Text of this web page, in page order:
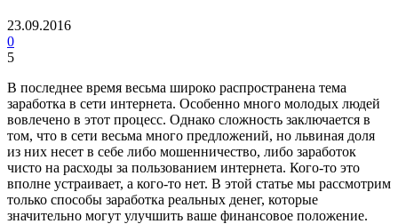
23.09.2016
0
5
В последнее время весьма широко распространена тема
заработка в сети интернета. Особенно много молодых людей
вовлечено в этот процесс. Однако сложность заключается в
том, что в сети весьма много предложений, но львиная доля
из них несет в себе либо мошенничество, либо заработок
чисто на расходы за пользованием интернета. Кого-то это
вполне устраивает, а кого-то нет. В этой статье мы рассмотрим
только способы заработка реальных денег, которые
значительно могут улучшить ваше финансовое положение.